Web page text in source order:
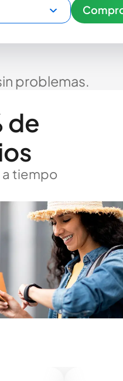
problemas.
de
tiempo